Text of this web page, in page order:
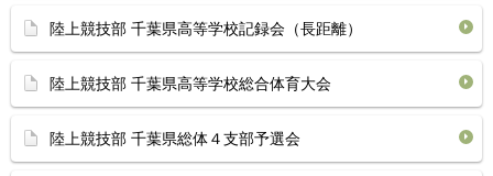
陸上競技部 千葉県高等学校記録会（長距離）
陸上競技部 千葉県高等学校総合体育大会
陸上競技部 千葉県総体４支部予選会